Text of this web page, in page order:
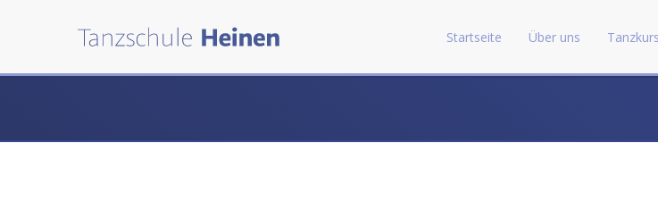
Startseite Über uns